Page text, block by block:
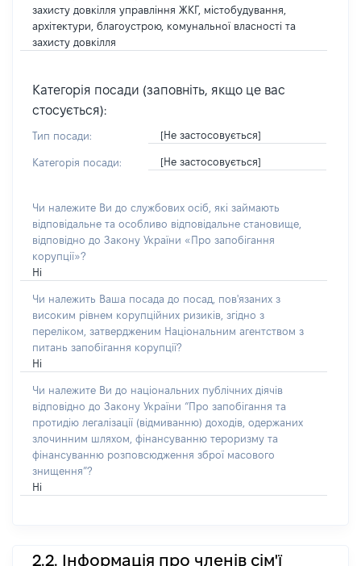
захисту довкілля управління ЖКГ, містобудування,
архітектури, благоустрою, комунальної власності та
захисту довкілля
Категорія посади (заповніть, якщо це вас
стосується):
Тип посади: [Не застосовується]
Категорія посади: [Не застосовується]
Чи належите Ви до службових осіб, які займають
відповідальне та особливо відповідальне становище,
відповідно до Закону України «Про запобігання
корупції»?
Ні
Чи належить Ваша посада до посад, пов'язаних з
високим рівнем корупційних ризиків, згідно з
переліком, затвердженим Національним агентством з
питань запобігання корупції?
Ні
Чи належите Ви до національних публічних діячів
відповідно до Закону України “Про запобігання та
протидію легалізації (відмиванню) доходів, одержаних
злочинним шляхом, фінансуванню тероризму та
фінансуванню розповсюдження зброї масового
знищення”?
Ні
2.2. Інформація про членів сім'ї